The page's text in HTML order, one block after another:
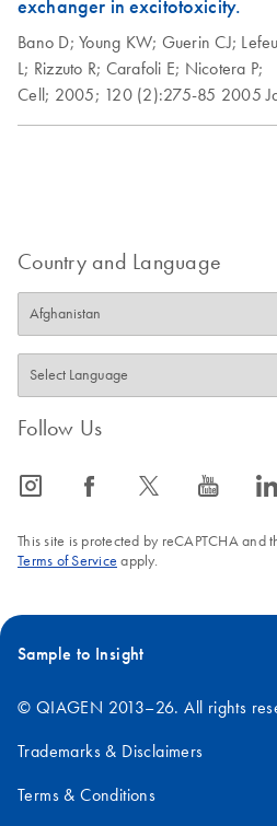
exchanger in excitotoxicity.
Bano D; Young KW; Guerin CJ;
L; Rizzuto R; Carafoli E; Nicotera P;
Cell; 2005; 120 (2):275-85 2005
Country and Language
Follow Us
icon_0065_instagram-s icon_0064_facebook-s icon_0340_cc_gen_x-s icon_0077_youtube-s icon_0066_linkedin-s
This site is protected by reCAPTCHA and
Terms of Service apply.
Sample to Insight
© QIAGEN 2013–26. All rights
Trademarks & Disclaimers
Terms & Conditions